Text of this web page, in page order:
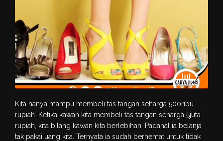
Kita hanya mampu membeli tas tangan seharga 500ribu
rupiah. Ketika kawan kita membeli tas tangan seharga 5juta
rupiah, kita bilang kawan kita berlebihan. Padahal ia belanja
tak pakai uang kita. Ternyata ia sudah berhemat untuk tidak